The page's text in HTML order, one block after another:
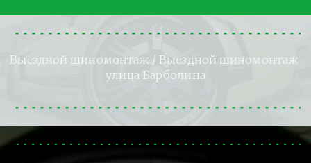
Выездной шиномонтаж / Выездной шиномонтаж
улица Барболина